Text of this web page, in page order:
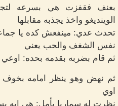
بعنف فقفزت هي بسرعه
الوينديغو واخذ يجذبه مقابلها
تحدث عدي: مينفعش كده يا
نفس الشغف والحب يعني
ثم قام بضربه بقدمه بحده:
ثم نهض وهو ينظر امامه
اوي
نظرت له سماريا بأمل: هي ايه